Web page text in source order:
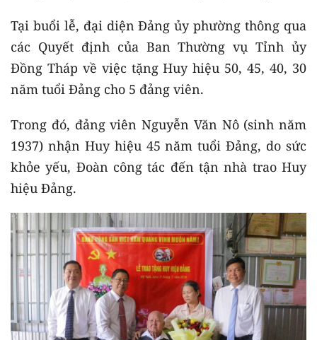
Tại buổi lễ, đại diện Đảng ủy phường thông qua
các Quyết định của Ban Thường vụ Tỉnh ủy
Đồng Tháp về việc tặng Huy hiệu 50, 45, 40, 30
năm tuổi Đảng cho 5 đảng viên.
Trong đó, đảng viên Nguyễn Văn Nô (sinh năm
1937) nhận Huy hiệu 45 năm tuổi Đảng, do sức
khỏe yếu, Đoàn công tác đến tận nhà trao Huy
hiệu Đảng.